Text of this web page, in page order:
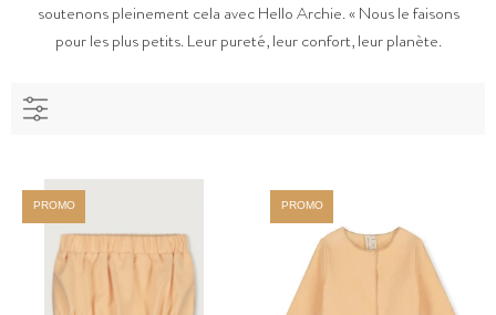
soutenons pleinement cela avec Hello Archie. « Nous le faisons
pour les plus petits. Leur pureté, leur confort, leur planète.
PROMO PROMO